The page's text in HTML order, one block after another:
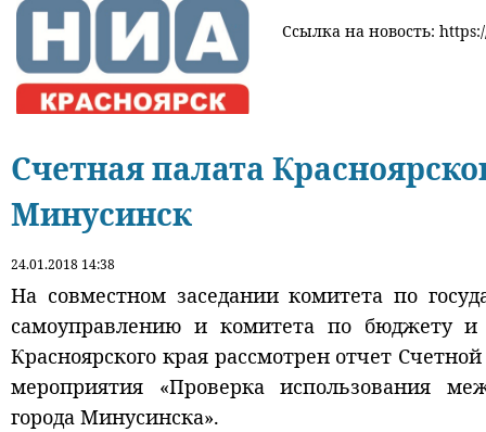
Ссылка на новость:
Счетная палата
Минусинск
24.01.2018 14:38
На совместном заседании комитета по
самоуправлению и комитета по бюджету и
Красноярского края рассмотрен отчет
мероприятия «Проверка использования
города Минусинска».